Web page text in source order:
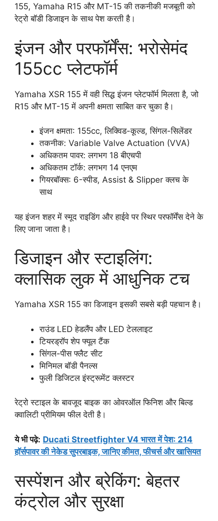
155, Yamaha R15 और MT-15 की तकनीकी मजबूती को
रेट्रो बॉडी डिजाइन के साथ पेश करती है।
इंजन और परफॉर्मेंस: भरोसेमंद
155cc प्लेटफॉर्म
Yamaha XSR 155 में वही सिद्ध इंजन प्लेटफॉर्म मिलता है, जो
R15 और MT-15 में अपनी क्षमता साबित कर चुका है।
इंजन क्षमता: 155cc, लिक्विड-कूल्ड, सिंगल-सिलेंडर
तकनीक: Variable Valve Actuation (VVA)
अधिकतम पावर: लगभग 18 बीएचपी
अधिकतम टॉर्क: लगभग 14 एनएम
गियरबॉक्स: 6-स्पीड, Assist & Slipper क्लच के
साथ
यह इंजन शहर में स्मूद राइडिंग और हाईवे पर स्थिर परफॉर्मेंस देने के
लिए जाना जाता है।
डिजाइन और स्टाइलिंग:
क्लासिक लुक में आधुनिक टच
Yamaha XSR 155 का डिजाइन इसकी सबसे बड़ी पहचान है।
राउंड LED हेडलैंप और LED टेललाइट
टियरड्रॉप शेप फ्यूल टैंक
सिंगल-पीस फ्लैट सीट
मिनिमल बॉडी पैनल्स
फुली डिजिटल इंस्ट्रूमेंट क्लस्टर
रेट्रो स्टाइल के बावजूद बाइक का ओवरऑल फिनिश और बिल्ड
क्वालिटी प्रीमियम फील देती है।
ये भी पढ़े: Ducati Streetfighter V4 भारत में पेश: 214
हॉर्सपावर की नेकेड सुपरबाइक, जानिए कीमत, फीचर्स और खासियत
सस्पेंशन और ब्रेकिंग: बेहतर
कंट्रोल और सुरक्षा